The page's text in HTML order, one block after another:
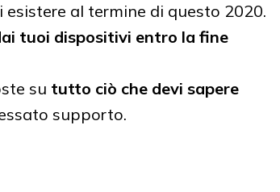
al termine di questo 2020.
tuoi dispositivi entro la fine
su tutto ciò che devi sapere
supporto.